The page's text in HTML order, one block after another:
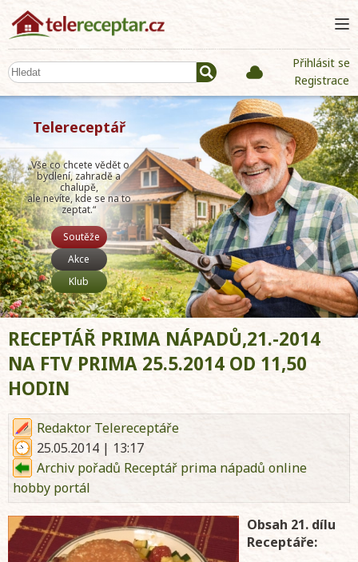
RECEPTÁŘ PRIMA NÁPADŮ,21.-2014
NA FTV PRIMA 25.5.2014 OD 11,50
HODIN
Redaktor Telereceptáře
25.05.2014 | 13:17
Archiv pořadů Receptář prima nápadů online
hobby portál
Obsah 21. dílu
Receptáře:
Přihlásit se
Registrace
Telereceptář
„Vše co chcete vědět o
bydlení, zahradě a
chalupě,
ale nevíte, kde se na to
zeptat.“
Soutěže
Akce
Klub